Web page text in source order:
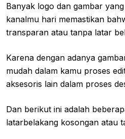
Banyak logo dan gambar
kanalmu hari memastikan
transparan atau tanpa latar
Karena dengan adanya
mudah dalam kamu proses
aksesoris lain dalam proses
Dan berikut ini adalah
latarbelakang kosongan atau